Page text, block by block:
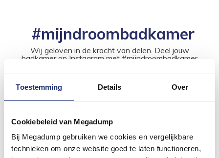
Toestemming Details Over
Cookiebeleid van Megadump
Bij Megadump gebruiken we cookies en vergelijkbare
technieken om onze website goed te laten functioneren,
#mijndroombadkamer
Wij geloven in de kracht van delen. Deel jouw
badkamer op Instagram met #mijndroombadkamer
inspirerende omgeving vol met unieke